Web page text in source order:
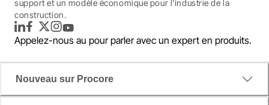
support et un modèle économique pour l'industrie de la
construction.
LinkedInFacebook
TwitterInstagram
YouTube
Appelez-nous au pour parler avec un expert en produits.
Nouveau sur Procore